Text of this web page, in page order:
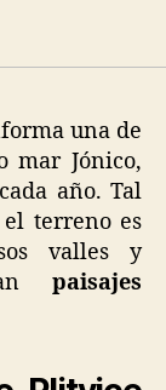
una de
mar Jónico,
año. Tal
el terreno es
valles y
paisajes